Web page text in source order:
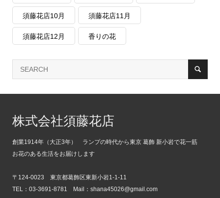
須藤花店10月 須藤花店11月
須藤花店12月 香りの花
株式会社須藤花店
創業1914年（大正3年） ランプの時代から東京 葛飾 新小岩で花一筋
お花のある生活をお届けします
〒124-0023 東京都葛飾区東新小岩1-1-11
TEL：03-3691-8781 Mail：shana45026@gmail.com